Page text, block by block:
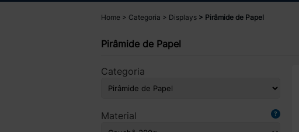
Home Categoria Displays Pirâmide de Papel
Pirâmide de Papel
Categoria
Material